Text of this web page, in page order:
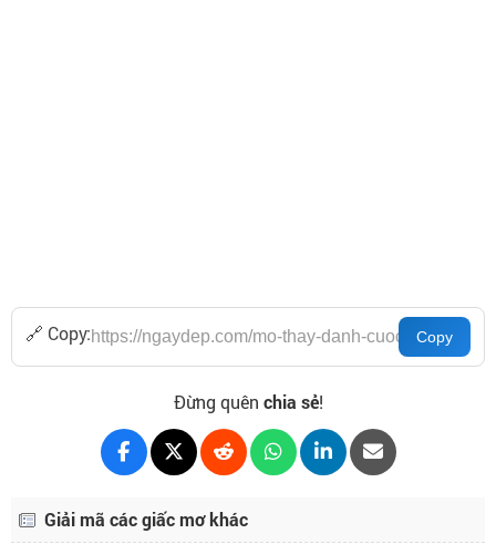
🔗 Copy:
Đừng quên chia sẻ!
Giải mã các giấc mơ khác